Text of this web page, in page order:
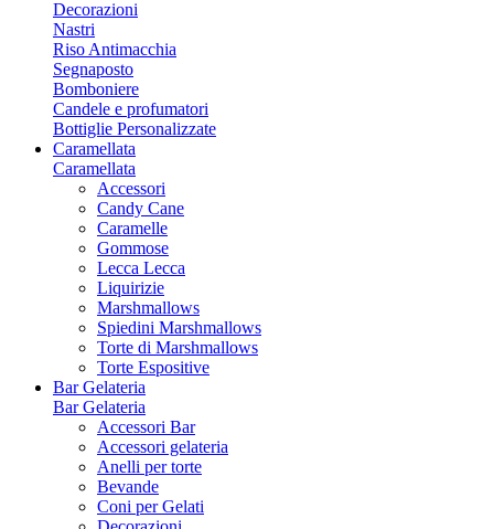
Decorazioni
Nastri
Riso Antimacchia
Segnaposto
Bomboniere
Candele e profumatori
Bottiglie Personalizzate
Caramellata
Caramellata
Accessori
Candy Cane
Caramelle
Gommose
Lecca Lecca
Liquirizie
Marshmallows
Spiedini Marshmallows
Torte di Marshmallows
Torte Espositive
Bar Gelateria
Bar Gelateria
Accessori Bar
Accessori gelateria
Anelli per torte
Bevande
Coni per Gelati